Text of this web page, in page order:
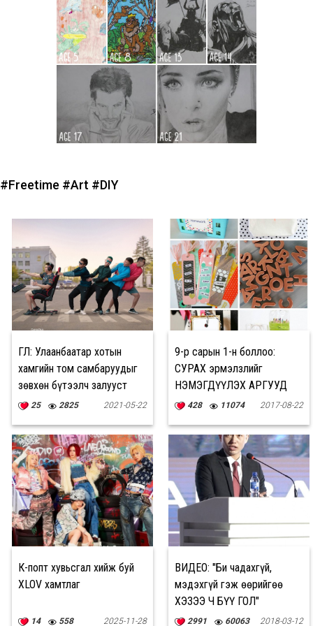
#Freetime #Art #DIY
ӨГЛӨӨ: Улаанбаатар хотын
хамгийн том самбаруудыг
зөвхөн бүтээлч залууст
25 2825 2021-05-22
9-р сарын 1-н боллоо:
СУРАХ эрмэлзлийг
НЭМЭГДҮҮЛЭХ АРГУУД
428 11074 2017-08-22
К-попт хувьсгал хийж буй
XLOV хамтлаг
14 558 2025-11-28
ВИДЕО: "Би чадахгүй,
мэдэхгүй гэж өөрийгөө
ХЭЗЭЭ Ч БҮҮ ГОЛ"
2991 60063 2018-03-12